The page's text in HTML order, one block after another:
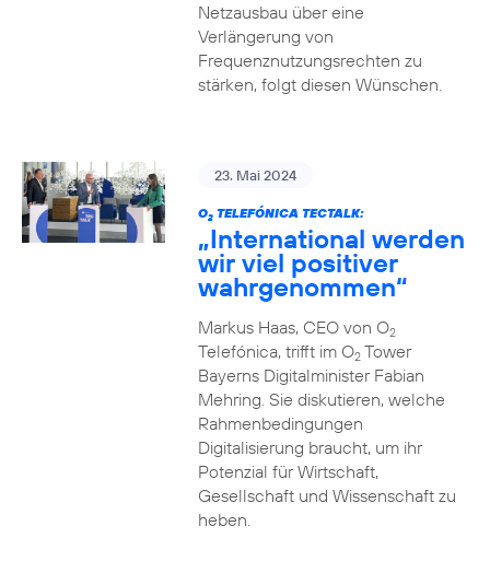
Netzausbau über eine
Verlängerung von
Frequenznutzungsrechten zu
stärken, folgt diesen Wünschen.
23. Mai 2024
O2TELEFÓNICA TECTALK:
„International werden
wir viel positiver
wahrgenommen“
Markus Haas, CEO von O2
Telefónica, trifft im O2Tower
Bayerns Digitalminister Fabian
Mehring. Sie diskutieren, welche
Rahmenbedingungen
Digitalisierung braucht, um ihr
Potenzial für Wirtschaft,
Gesellschaft und Wissenschaft zu
heben.